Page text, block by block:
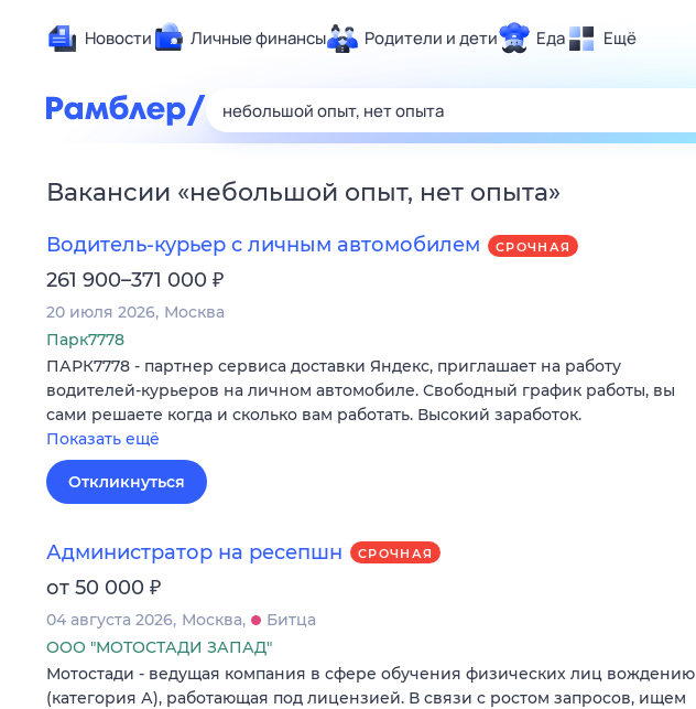
Новости Личные финансы Родители и дети Еда Ещё
Здоровье
Развлечения и отдых
Спорт
Карьера
Сберегаем вместе
Гороскопы
Вакансии «небольшой опыт, нет опыта»
Водитель-курьер с личным автомобилем СРОЧНАЯ
261 900–371 000 ₽
20 июля 2026 Москва
Парк7778
ПАРК7778 - партнер сервиса доставки Яндекс, приглашает на работу
водителей-курьеров на личном автомобиле. Свободный график работы, вы
сами решаете когда и сколько вам работать. Высокий заработок.
Показать ещё
Откликнуться
Администратор на ресепшн СРОЧНАЯ
от 50 000 ₽
04 августа 2026 Москва
Битца
ООО "МОТОСТАДИ ЗАПАД"
Мотостади - ведущая компания в сфере обучения физических лиц вождению
(категория А), работающая под лицензией. В связи с ростом запросов, ищем